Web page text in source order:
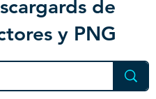
ds de
y PNG